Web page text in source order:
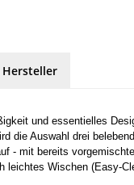
Hersteller
und essentielles
die Auswahl drei
- mit bereits
leichtes Wischen (Easy-